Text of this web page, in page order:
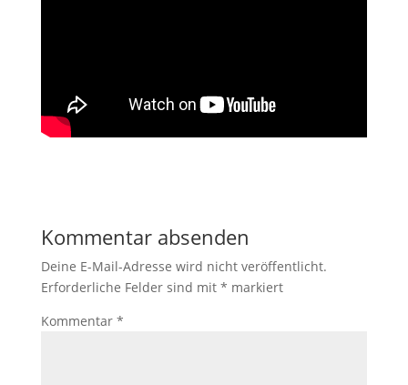
Kommentar absenden
Deine E-Mail-Adresse wird nicht veröffentlicht.
Erforderliche Felder sind mit * markiert
Kommentar *